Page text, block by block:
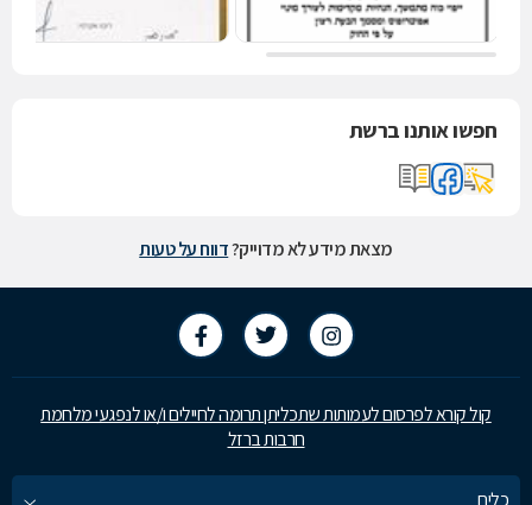
חפשו אותנו ברשת
מצאת מידע לא מדוייק?דווח על טעות
קול קורא לפרסום לעמותות שתכליתן תרומה לחיילים ו/או לנפגעי מלחמת
חרבות ברזל
כלים